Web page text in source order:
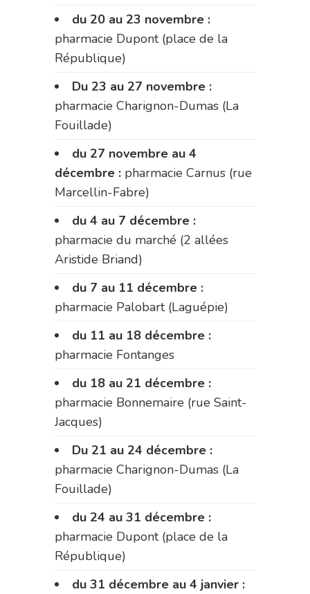
du 20 au 23 novembre :
pharmacie Dupont (place de la
République)
Du 23 au 27 novembre :
pharmacie Charignon-Dumas (La
Fouillade)
du 27 novembre au 4
décembre : pharmacie Carnus (rue
Marcellin-Fabre)
du 4 au 7 décembre :
pharmacie du marché (2 allées
Aristide Briand)
du 7 au 11 décembre :
pharmacie Palobart (Laguépie)
du 11 au 18 décembre :
pharmacie Fontanges
du 18 au 21 décembre :
pharmacie Bonnemaire (rue Saint-
Jacques)
Du 21 au 24 décembre :
pharmacie Charignon-Dumas (La
Fouillade)
du 24 au 31 décembre :
pharmacie Dupont (place de la
République)
du 31 décembre au 4 janvier :